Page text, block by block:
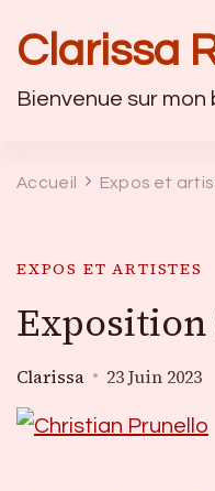
Clarissa
Bienvenue sur mon
Accueil Expos et
EXPOS ET ARTISTES
Exposition
Clarissa 23 Juin 2023